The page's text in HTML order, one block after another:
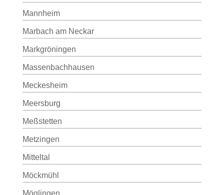
Mannheim
Marbach am Neckar
Markgröningen
Massenbachhausen
Meckesheim
Meersburg
Meßstetten
Metzingen
Mitteltal
Möckmühl
Möglingen